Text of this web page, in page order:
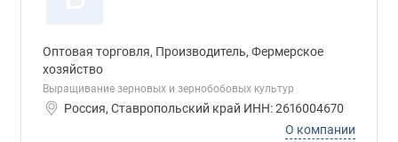
Оптовая торговля, Производитель, Фермерское
хозяйство
Выращивание зерновых и зернобобовых культур
Россия, Ставропольский край ИНН: 2616004670
О компании